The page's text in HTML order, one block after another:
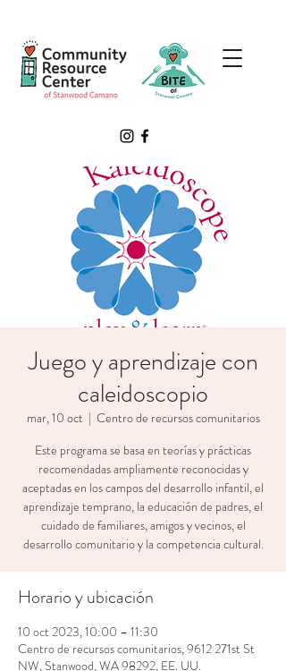
Juego y aprendizaje con
caleidoscopio
mar, 10 oct
  |
Centro de recursos comunitarios
Este programa se basa en teorías y prácticas
recomendadas ampliamente reconocidas y
aceptadas en los campos del desarrollo infantil, el
aprendizaje temprano, la educación de padres, el
cuidado de familiares, amigos y vecinos, el
desarrollo comunitario y la competencia cultural.
Horario y ubicación
10 oct 2023, 10:00 – 11:30
Centro de recursos comunitarios, 9612 271st St
NW, Stanwood, WA 98292, EE. UU.